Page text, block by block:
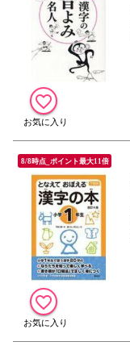
8/8時点_ポイント最大11倍